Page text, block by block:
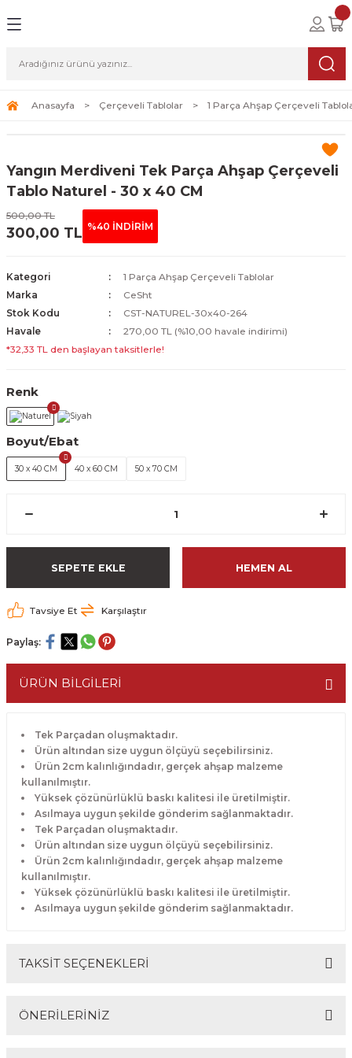
Tablolar
Tablolar
Sanat
Anasayfa Çerçeveli Tablolar 1 Parça Ahşap Çerçeveli
Yangın Merdiveni Tek Parça Ahşap Çerçeveli
Tablo Naturel - 30 x 40 CM
500,00 TL
300,00 TL %40 İNDİRİM
Kategori
1 Parça Ahşap Çerçeveli Tablolar
Marka
CeSht
Stok Kodu
CST-NATUREL-30x40-264
Havale
270,00 TL (%10,00 havale indirimi)
*32,33 TL den başlayan taksitlerle!
Renk
Boyut/Ebat
30 x 40 CM 40 x 60 CM 50 x 70 CM
SEPETE EKLE HEMEN AL
Tavsiye Et Karşılaştır
Paylaş:
ÜRÜN BİLGİLERİ
Tek Parçadan oluşmaktadır.
Ürün altından size uygun ölçüyü seçebilirsiniz.
Ürün 2cm kalınlığındadır, gerçek ahşap malzeme
kullanılmıştır.
Yüksek çözünürlüklü baskı kalitesi ile üretilmiştir.
Asılmaya uygun şekilde gönderim sağlanmaktadır.
Tek Parçadan oluşmaktadır.
Ürün altından size uygun ölçüyü seçebilirsiniz.
Ürün 2cm kalınlığındadır, gerçek ahşap malzeme
kullanılmıştır.
Yüksek çözünürlüklü baskı kalitesi ile üretilmiştir.
Asılmaya uygun şekilde gönderim sağlanmaktadır.
TAKSİT SEÇENEKLERİ
ÖNERİLERİNİZ